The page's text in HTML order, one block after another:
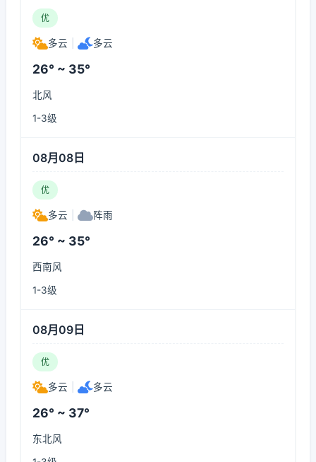
优
多云 多云
26° ~ 35°
北风
1-3级
08月08日
优
多云 阵雨
26° ~ 35°
西南风
1-3级
08月09日
优
多云 多云
26° ~ 37°
东北风